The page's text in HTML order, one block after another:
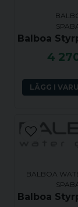
4
LÄGG I
BALBOA
Ja, ni